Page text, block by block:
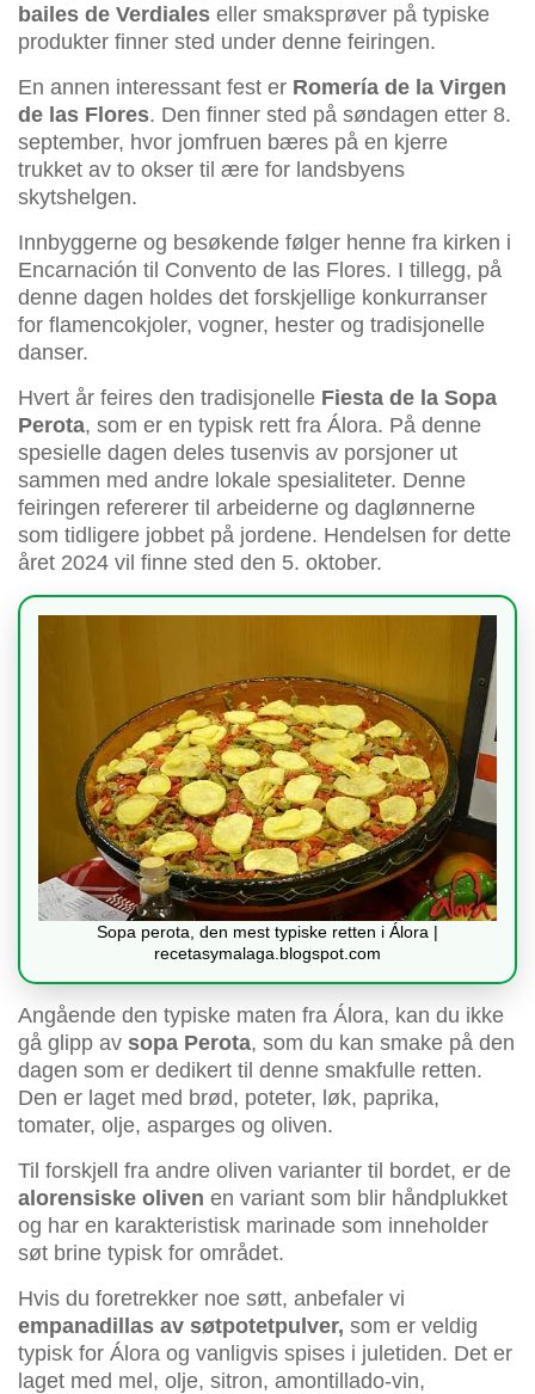
bailes de Verdiales eller smaksprøver på typiske
produkter finner sted under denne feiringen.
En annen interessant fest er Romería de la Virgen
de las Flores. Den finner sted på søndagen etter 8.
september, hvor jomfruen bæres på en kjerre
trukket av to okser til ære for landsbyens
skytshelgen.
Innbyggerne og besøkende følger henne fra kirken i
Encarnación til Convento de las Flores. I tillegg, på
denne dagen holdes det forskjellige konkurranser
for flamencokjoler, vogner, hester og tradisjonelle
danser.
Hvert år feires den tradisjonelle Fiesta de la Sopa
Perota, som er en typisk rett fra Álora. På denne
spesielle dagen deles tusenvis av porsjoner ut
sammen med andre lokale spesialiteter. Denne
feiringen refererer til arbeiderne og daglønnerne
som tidligere jobbet på jordene. Hendelsen for dette
året 2024 vil finne sted den 5. oktober.
Sopa perota, den mest typiske retten i Álora |
recetasymalaga.blogspot.com
Angående den typiske maten fra Álora, kan du ikke
gå glipp av sopa Perota, som du kan smake på den
dagen som er dedikert til denne smakfulle retten.
Den er laget med brød, poteter, løk, paprika,
tomater, olje, asparges og oliven.
Til forskjell fra andre oliven varianter til bordet, er de
alorensiske oliven en variant som blir håndplukket
og har en karakteristisk marinade som inneholder
søt brine typisk for området.
Hvis du foretrekker noe søtt, anbefaler vi
empanadillas av søtpotetpulver, som er veldig
typisk for Álora og vanligvis spises i juletiden. Det er
laget med mel, olje, sitron, amontillado-vin,